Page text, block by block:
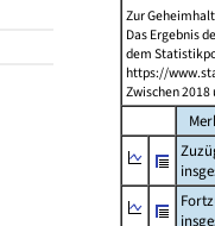
Zur
Das Ergebnis
dem
https://
Zwischen